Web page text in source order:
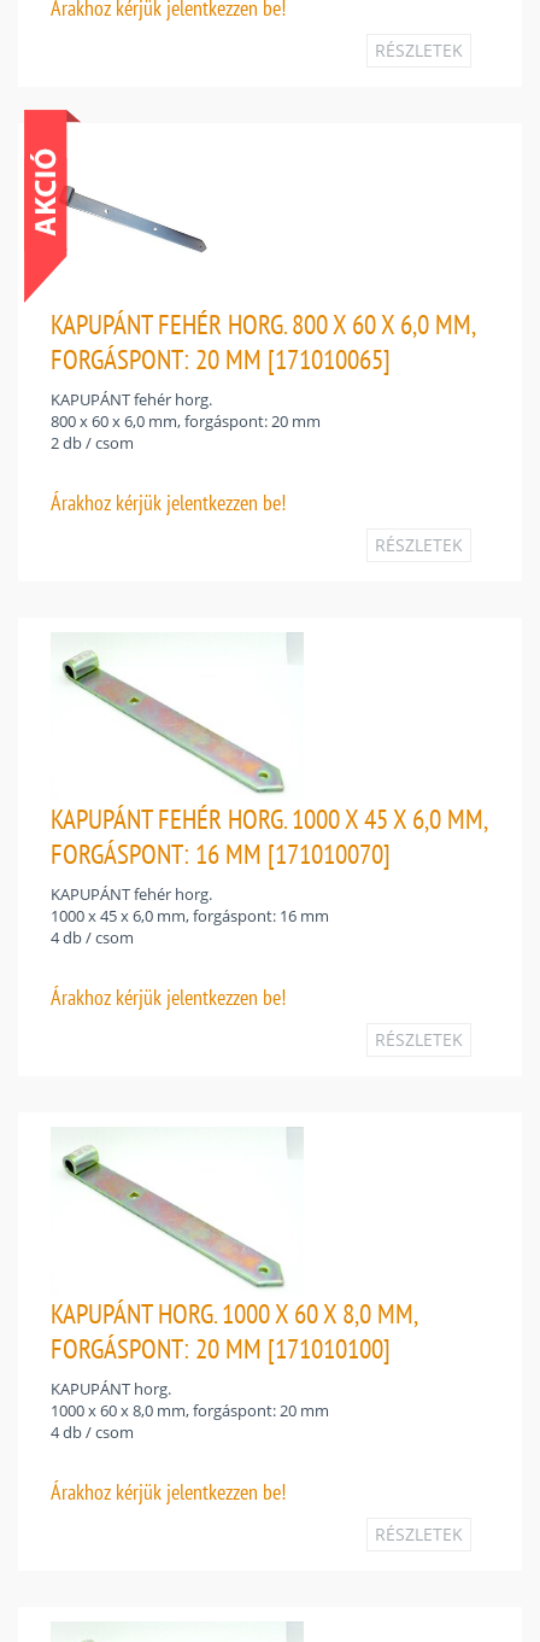
Árakhoz kérjük jelentkezzen be!
RÉSZLETEK
KAPUPÁNT FEHÉR HORG. 800 X 60 X 6,0 MM,
FORGÁSPONT: 20 MM [171010065]
KAPUPÁNT fehér horg.
800 x 60 x 6,0 mm, forgáspont: 20 mm
2 db / csom
Árakhoz kérjük jelentkezzen be!
RÉSZLETEK
KAPUPÁNT FEHÉR HORG. 1000 X 45 X 6,0 MM,
FORGÁSPONT: 16 MM [171010070]
KAPUPÁNT fehér horg.
1000 x 45 x 6,0 mm, forgáspont: 16 mm
4 db / csom
Árakhoz kérjük jelentkezzen be!
RÉSZLETEK
KAPUPÁNT HORG. 1000 X 60 X 8,0 MM,
FORGÁSPONT: 20 MM [171010100]
KAPUPÁNT horg.
1000 x 60 x 8,0 mm, forgáspont: 20 mm
4 db / csom
Árakhoz kérjük jelentkezzen be!
RÉSZLETEK